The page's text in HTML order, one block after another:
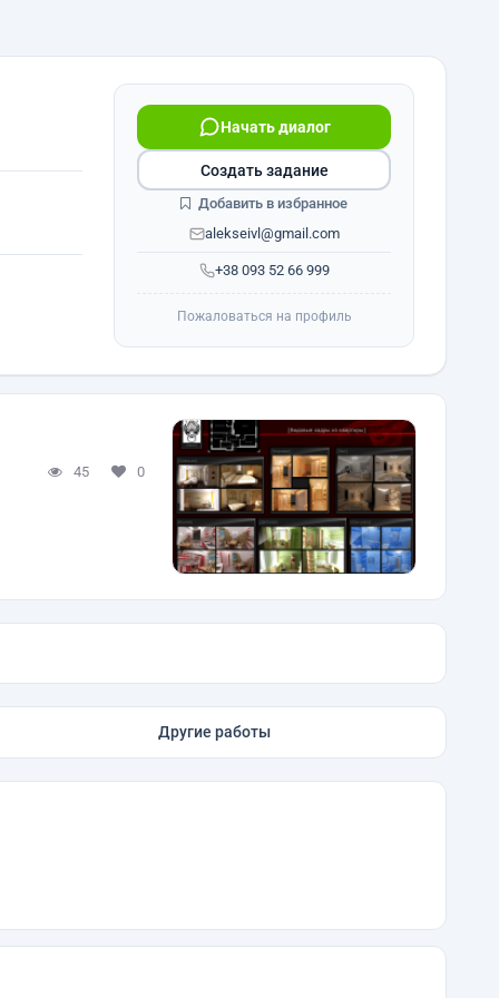
+38 093 52 66 999
Начать диалог
alekseivl@gmail.com
Создать задание
Добавить в избранное
Пожаловаться на профиль
45 0
Другие работы